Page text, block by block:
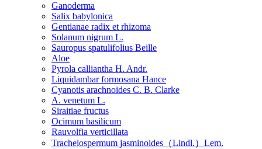
Ganoderma
Salix babylonica
Gentianae radix et rhizoma
Solanum nigrum L.
Sauropus spatulifolius Beille
Aloe
Pyrola calliantha H. Andr.
Liquidambar formosana Hance
Cyanotis arachnoides C. B. Clarke
A. venetum L.
Siraitiae fructus
Ocimum basilicum
Rauvolfia verticillata
Trachelospermum jasminoides（Lindl.）Lem.